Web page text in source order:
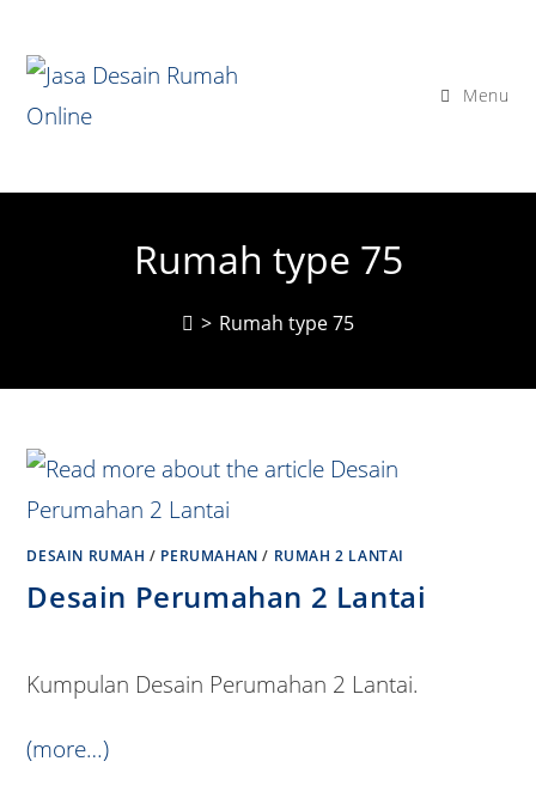
content
Menu
Rumah type 75
> Rumah type 75
DESAIN RUMAH / PERUMAHAN / RUMAH 2 LANTAI
Desain Perumahan 2 Lantai
Kumpulan Desain Perumahan 2 Lantai.
(more…)